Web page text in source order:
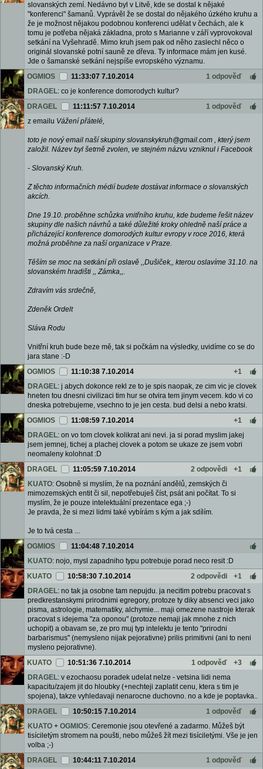
slovanských zemí. Nedávno byl v Litvě, kde se dostal k nějaké
"konferenci" šamanů. Vyprávěl že se dostal do nějakého úzkého kruhu a
že je možnost nějakou podobnou konferenci udělat v čechách, ale k
tomu je potřeba nějaká základna, proto s Marianne v září vyprovokoval
setkání na Vyšehradě. Mimo kruh jsem pak od něho zaslechl něco o
originál slovanské potní sauně ze dřeva. Ty informace mám jen kusé.
Jde o šamanské setkání nejspíše evropského významu.
OGMIOS
11:33:07 7.10.2014
1 odpověď
DRAGEL: co je konference domorodych kultur?
DRAGEL
11:11:57 7.10.2014
1 odpověď
z emailu Vážení přátelé,
toto je nový email naší skupiny slovanskykruh@gmail.com , který jsem
založil. Název byl šetrně zvolen, ve stejném názvu vzniknul i Facebook
- Slovanský Kruh.
Z těchto informačních médií budete dostávat informace o slovanských
akcích.
Dne 19.10. proběhne schůzka vnitřního kruhu, kde budeme řešit název
skupiny dle našich návrhů a také důležité kroky ohledně naší práce a
přicházející konference domorodých kultur evropy v roce 2016, která
možná proběhne za naší organizace v Praze.
Těším se moc na setkání při oslavě ,,Dušiček,, kterou oslavíme 31.10. na
slovanském hradišti ,, Zámka,,.
Zdravím vás srdečně,
Zdeněk Ordelt
Sláva Rodu
Vnitřní kruh bude beze mě, tak si počkám na výsledky, uvidíme co se do
jara stane :-D
OGMIOS
11:10:38 7.10.2014
+1
DRAGEL: j abych dokonce rekl ze to je spis naopak, ze cim vic je clovek
hneten tou dnesni civilizaci tim hur se otvira tem jinym vecem. kdo vi co
dneska potrebujeme, vsechno to je jen cesta. bud delsi a nebo kratsi.
OGMIOS
11:08:59 7.10.2014
+1
DRAGEL: on vo tom clovek kolikrat ani nevi. ja si porad myslim jakej
jsem jemnej, tichej a plachej clovek a potom se ukaze ze jsem vobri
neomaleny kolohnat :D
DRAGEL
11:05:59 7.10.2014 2 odpovědi
+1
KUATO: Osobně si myslím, že na poznání andělů, zemských či
mimozemských entit či sil, nepotřebuješ číst, psát ani počítat. To si
myslím, že je pouze intelektuální prezentace ega ;-)
Je pravda, že si mezi lidmi také vybírám s kým a jak sdílím.
Je to tvá cesta ...
OGMIOS
11:04:48 7.10.2014
KUATO: nojo, mysl zapadniho typu potrebuje porad neco resit :D
KUATO
10:58:30 7.10.2014 2 odpovědi
+1
DRAGEL: no tak ja osobne tam nepujdu. ja necitim potrebu pracovat s
predkrestanskymi prirodnimi egregory, protoze ty diky absenci veci jako
pisma, astrologie, matematiky, alchymie... maji omezene nastroje kterak
pracovat s idejema "za oponou" (protoze nemaji jak mnohe z nich
uchopit) a obavam se, ze pro muj typ intelektu je tento "prirodni
barbarismus" (nemysleno nijak pejorativne) prilis primitivni (ani to neni
mysleno pejorativne).
KUATO
10:51:36 7.10.2014 1 odpověď
+3
DRAGEL: v ezochaosu poradek udelat nelze - vetsina lidi nema
kapacitu/zajem jit do hloubky (+nechteji zaplatit cenu, ktera s tim je
spojena), takze vyhledavaji nenarocne duchovno. no a kde je poptavka..
DRAGEL
10:50:15 7.10.2014
1 odpověď
KUATO + OGMIOS: Ceremonie jsou otevřené a zadarmo. Můžeš být
tisíciletým stromem na poušti, nebo můžeš žít mezi tisíciletými. Vše je jen
volba ;-)
DRAGEL
10:44:11 7.10.2014 1 odpověď